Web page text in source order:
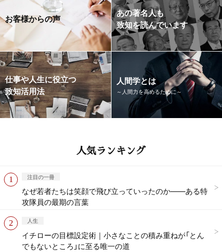
お客様からの声
あの著名人も
致知を読んでいます
仕事や人生に役立つ
致知活用法
人間学とは
～人間力を高めるために～
人気ランキング
注目の一冊
なぜ若者たちは笑顔で飛び立っていったのか——ある特
攻隊員の最期の言葉
人生
イチローの目標設定術｜小さなことの積み重ねが「とん
でもないところ」に至る唯一の道